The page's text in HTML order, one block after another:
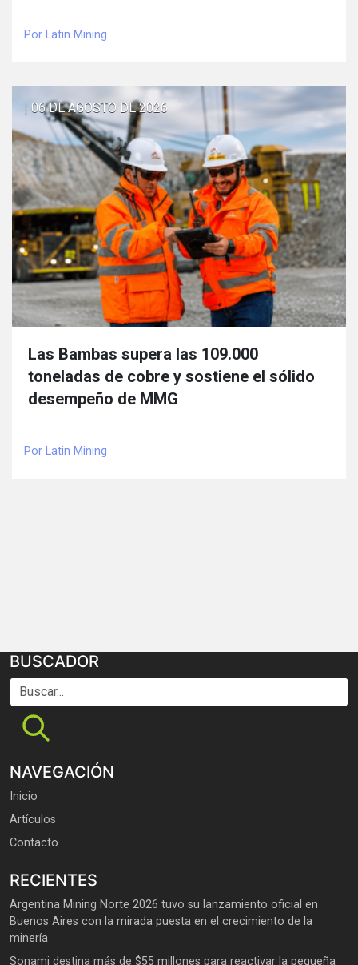
Por Latin Mining
| 06 DE AGOSTO DE 2026
Las Bambas supera las 109.000
toneladas de cobre y sostiene el sólido
desempeño de MMG
Por Latin Mining
BUSCADOR
Buscar...
NAVEGACIÓN
Inicio
Artículos
Contacto
RECIENTES
Argentina Mining Norte 2026 tuvo su lanzamiento oficial en
Buenos Aires con la mirada puesta en el crecimiento de la
minería
Sonami destina más de $55 millones para reactivar la pequeña